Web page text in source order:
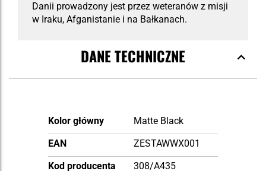
Danii prowadzony jest przez weteranów z misji
w Iraku, Afganistanie i na Bałkanach.
DANE TECHNICZNE
Więcej
Kolor główny
Matte Black
EAN
ZESTAWWX001
Kod producenta
308/A435